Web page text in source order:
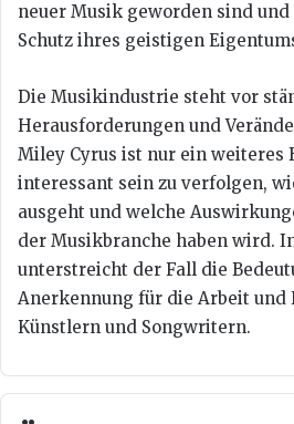
neuer Musik geworden sind
Schutz ihres geistigen
Die Musikindustrie steht vor
Herausforderungen und
Miley Cyrus ist nur ein weiteres
interessant sein zu verfolgen,
ausgeht und welche
der Musikbranche haben wird.
unterstreicht der Fall die
Anerkennung für die Arbeit und
Künstlern und Songwritern.